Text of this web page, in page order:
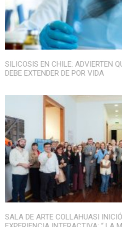
SILICOSIS EN CHILE: ADVIERTEN
DEBE EXTENDER DE POR VIDA
SALA DE ARTE COLLAHUASI